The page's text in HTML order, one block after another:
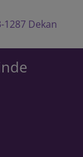
Dekan